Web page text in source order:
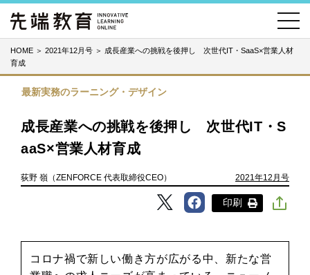
HOME ＞ 2021年12月号 ＞ 成長産業への挑戦を後押し 次世代IT・SaaS×営業人材
育成
最新実務のラーニング・デザイン
成長産業への挑戦を後押し 次世代IT・S
aaS×営業人材育成
荻野 嶺（ZENFORCE 代表取締役CEO） 2021年12月号
印刷
コロナ禍で新しい働き方が広がる中、新たな営